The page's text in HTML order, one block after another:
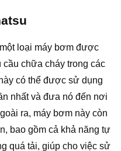
một loại máy bơm được
chữa cháy trong các
có thể được sử dụng
nhất và đưa nó đến nơi
ra, máy bơm này còn
bao gồm cả khả năng tự
quá tải, giúp cho việc sử